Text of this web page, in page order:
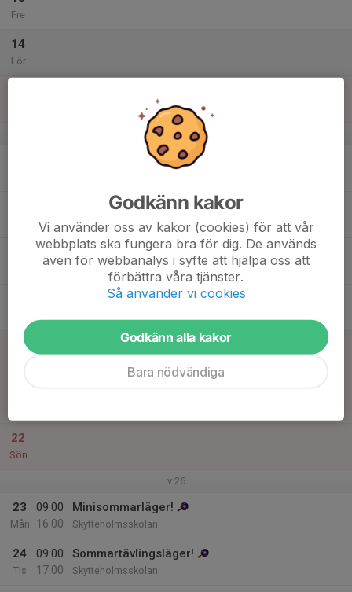
Fre
14
Lör
v.25
Minisommarläger!
16:00
Minisommarläger!
Skytteholmsskolan
09:00
17:00
Sommartävlingsläger!
Skytteholmsskolan
Sommartävlingsläger!
20
22
Sön
v.26
23
Mån
09:00
16:00
Minisommarläger!
Skytteholmsskolan
24
Tis
09:00
17:00
Sommartävlingsläger!
Skytteholmsskolan
Godkänn kakor
Vi använder oss av kakor (cookies) för att vår
webbplats ska fungera bra för dig. De används
även för webbanalys i syfte att hjälpa oss att
förbättra våra tjänster.
Så använder vi cookies
Godkänn alla kakor
Bara nödvändiga